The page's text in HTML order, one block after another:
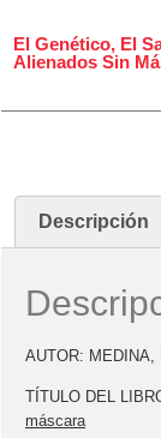
El Genético, El
Alienados Sin
Descripción
AUTOR: MEDINA,
TÍTULO DEL
máscara